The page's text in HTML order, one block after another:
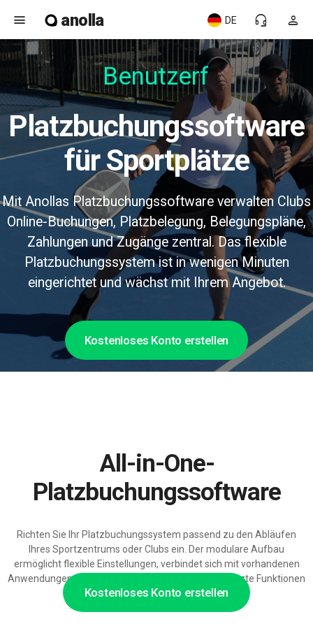
menu anolla person
headset_mic
DE
Benutzerfr
Platzbuchungssoftware
für Sportplätze
Mit Anollas Platzbuchungssoftware verwalten Clubs
Online-Buchungen, Platzbelegung, Belegungspläne,
Zahlungen und Zugänge zentral. Das flexible
Platzbuchungssystem ist in wenigen Minuten
eingerichtet und wächst mit Ihrem Angebot.
Kostenloses Konto erstellen
Kostenloses Konto erstellen
All-in-One-
Platzbuchungssoftware
Richten Sie Ihr Platzbuchungssystem passend zu den Abläufen
Ihres Sportzentrums oder Clubs ein. Der modulare Aufbau
ermöglicht flexible Einstellungen, verbindet sich mit vorhandenen
Anwendungen und lässt sich bei Bedarf um KI gestützte Funktionen
erweitern.